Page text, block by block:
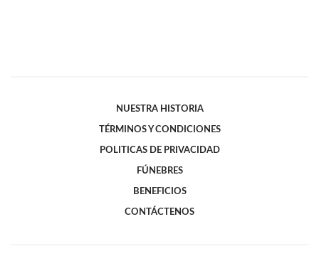
NUESTRA HISTORIA
TÉRMINOS Y CONDICIONES
POLITICAS DE PRIVACIDAD
FÚNEBRES
BENEFICIOS
CONTÁCTENOS